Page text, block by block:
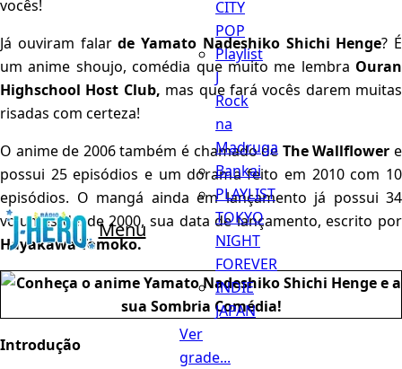
Menu
CITY
POP
Playlist
J
Rock
na
Madruga
Bankai
PLAYLIST
TOKYO
NIGHT
FOREVER
INDIE
JAPAN
Ver
grade...
vocês!
Já ouviram falarde Yamato Nadeshiko Shichi Henge? É
um anime shoujo, comédia que muito me lembra Ouran
Highschool Host Club, mas que fará vocês darem muitas
risadas com certeza!
O anime de 2006 também é chamado de The Wallflower e
possui 25 episódios e um dorama feito em 2010 com 10
episódios. O mangá ainda em lançamento já possui 34
volumes desde 2000, sua data de lançamento, escrito por
Hayakawa Tomoko.
Introdução